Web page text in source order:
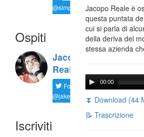
@simplemal
Ospiti
Jacopo
Reale
Follow
@jakereale
Iscriviti
Jacopo Reale è
questa puntata
cui si parla di
della deriva del
stessa azienda
00:00
⏬ Download (44
📝 Trascrizione